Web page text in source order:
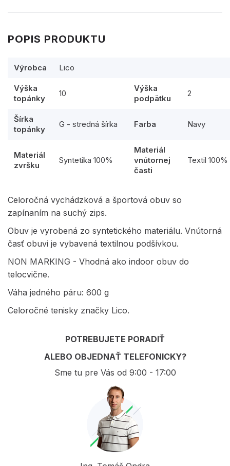
POPIS PRODUKTU
Výrobca Lico
Výška
topánky
10
Výška
podpätku
2
Šírka
topánky
G - stredná šírka Farba Navy
Materiál
zvršku
Syntetika 100%
Materiál
vnútornej
časti
Textil 100%
Celoročná vychádzková a športová obuv so
zapínaním na suchý zips.
Obuv je vyrobená zo syntetického materiálu. Vnútorná
časť obuvi je vybavená textilnou podšívkou.
NON MARKING - Vhodná ako indoor obuv do
telocvične.
Váha jedného páru: 600 g
Celoročné tenisky značky Lico.
POTREBUJETE PORADIŤ
ALEBO OBJEDNAŤ TELEFONICKY?
Sme tu pre Vás od 9:00 - 17:00